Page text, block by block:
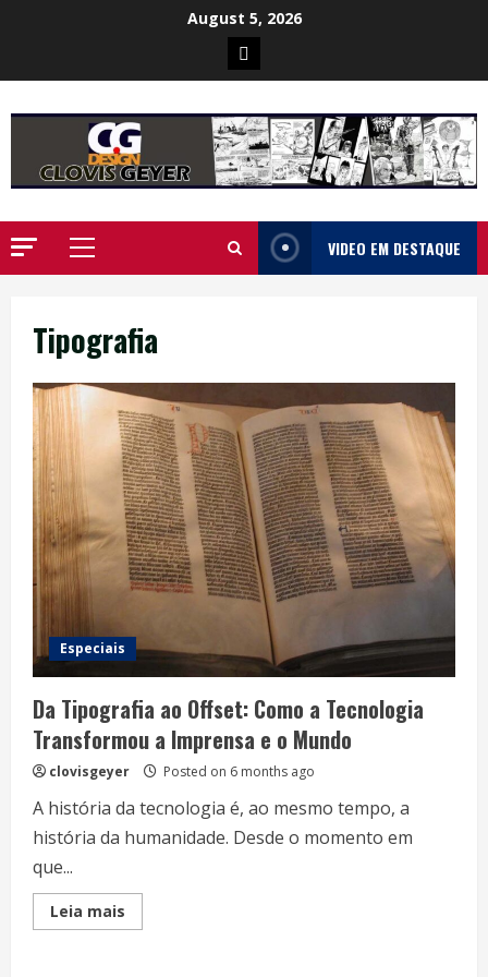
August 5, 2026
Poster
da
Ilha
Primary
VIDEO EM DESTAQUE
Tipografia
Especiais
Da Tipografia ao Offset: Como a Tecnologia
Transformou a Imprensa e o Mundo
clovisgeyer Posted on 6 months ago
A história da tecnologia é, ao mesmo tempo, a
história da humanidade. Desde o momento em
que...
Leia mais
more